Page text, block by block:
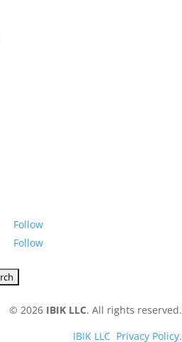
Follow
Follow
© 2026 IBIK LLC. All rights reserved.
IBIK LLC Privacy Policy.